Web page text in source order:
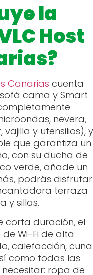
la
Host
Canarias cuenta
cama y Smart
nevera,
y utensilios), y
que garantiza un
con su ducha de
verde, añade un
podrás disfrutar
terraza
y sillas.
corta duración, el
Wi-Fi de alta
calefacción, cuna
como todas las
ropa de